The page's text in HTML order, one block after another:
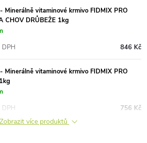
Minerálně vitaminové krmivo FIDMIX PRO
CHOV DRŮBEŽE 1kg
846 Kč
DPH
Minerálně vitaminové krmivo FIDMIX PRO
756 Kč
DPH
Zobrazit více produktů